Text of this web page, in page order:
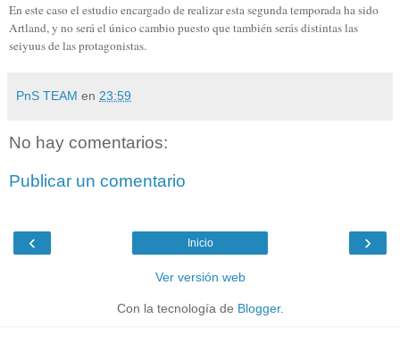
En este caso el estudio encargado de realizar esta segunda temporada ha sido
Artland, y no será el único cambio puesto que también serás distintas las
seiyuus de las protagonistas.
PnS TEAM en 23:59
No hay comentarios:
Publicar un comentario
‹ ›
Inicio
Ver versión web
Con la tecnología de Blogger.